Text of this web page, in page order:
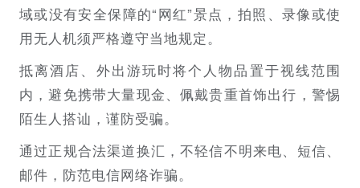
域或没有安全保障的“网红”景点，拍照、录像或使
用无人机须严格遵守当地规定。
抵离酒店、外出游玩时将个人物品置于视线范围
内，避免携带大量现金、佩戴贵重首饰出行，警惕
陌生人搭讪，谨防受骗。
通过正规合法渠道换汇，不轻信不明来电、短信、
邮件，防范电信网络诈骗。